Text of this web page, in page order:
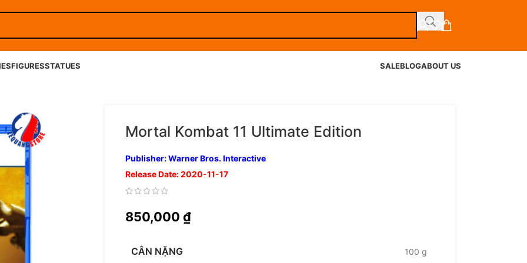
FIGURESSTATUES SALEBLOGABOUT US
Mortal Kombat 11 Ultimate Edition
Publisher: Warner Bros. Interactive
Release Date: 2020-11-17
850,000 ₫
CÂN NẶNG 100 g